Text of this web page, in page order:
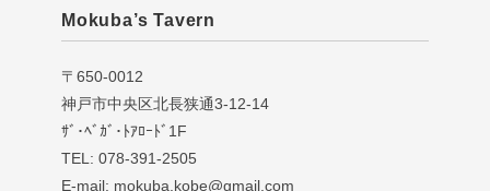
Mokuba’s Tavern
〒650-0012
神戸市中央区北長狭通3-12-14
ｻﾞ･ﾍﾞｶﾞ･ﾄｱﾛｰﾄﾞ1F
TEL: 078-391-2505
E-mail: mokuba.kobe@gmail.com